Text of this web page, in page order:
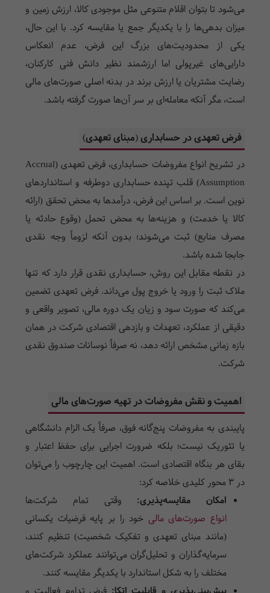
می‌شود تا بتوان اقلام متنوعی مثل موجودی کالا، ارزش زمین و
میزان بدهی‌ها را با یکدیگر جمع یا مقایسه کرد. با این حال،
یکی از محدودیت‌های بزرگ این فرض، عدم انعکاس
دارایی‌های غیرپولی اما ارزشمند نظیر دانش فنی کارکنان،
رضایت مشتریان یا ارزش برند در بدنه اصلی صورت‌های مالی
است، مگر آنکه معامله‌ای بر سر آن‌ها صورت گرفته باشد.
فرض تعهدی در حسابداری (مبنای تعهدی)
در تشریح انواع مفروضات حسابداری، فرض تعهدی (Accrual
Assumption) قلب تپنده حسابداری دوطرفه و استانداردهای
نوین است. بر اساس این فرض، درآمدها به محض تحقق (ارائه
کالا یا خدمت) و هزینه‌ها به محض تحمل (وقوع حادثه یا
مصرف منابع) ثبت می‌شوند؛ بدون آنکه لزوماً وجه نقدی
جابجا شده باشد.
در نقطه مقابل این روش، حسابداری نقدی قرار دارد که تنها
ملاک ثبت را ورود یا خروج پول می‌داند. فرض تعهدی تضمین
می‌کند که صورت سود و زیان یک دوره مالی، تصویر واقعی و
دقیقی از عملکرد، تعهدات و بازدهی اقتصادی شرکت در همان
بازه زمانی مشخص ارائه دهد، نه صرفاً نوسانات صندوق نقدی
شرکت.
اهمیت و نقش مفروضات در تهیه صورت‌های مالی
پایبندی به مفروضات پنج‌گانه فوق، صرفاً یک الزام دانشگاهی
یا تئوریک نیست؛ بلکه ضرورت اجرایی برای حفظ اعتبار و
بقای هر بنگاه اقتصادی است. اهمیت این چارچوب را می‌توان
در 3 محور کلیدی خلاصه کرد:
امکان مقایسه‌پذیری: وقتی تمام شرکت‌ها
انواع صورت‌های مالی خود را بر پایه فرضیات یکسانی
(مانند مبنای تعهدی و تفکیک شخصیت) تنظیم کنند،
سرمایه‌گذاران و تحلیل‌گران می‌توانند عملکرد شرکت‌های
مختلف را به شکل استاندارد با یکدیگر مقایسه کنند.